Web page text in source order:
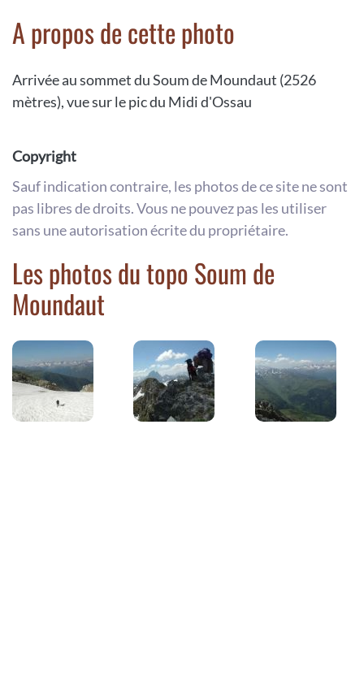
A propos de cette photo
Arrivée au sommet du Soum de Moundaut (2526
mètres), vue sur le pic du Midi d'Ossau
Copyright
Sauf indication contraire, les photos de ce site ne sont
pas libres de droits. Vous ne pouvez pas les utiliser
sans une autorisation écrite du propriétaire.
Les photos du topo Soum de
Moundaut